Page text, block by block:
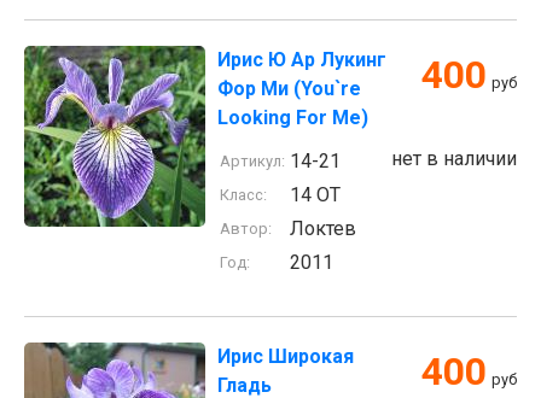
Ирис Ю Ар Лукинг
Фор Ми (You`re
Looking For Me)
400 руб
нет в наличии
Артикул: 14-21
Класс: 14 ОТ
Автор: Локтев
Год: 2011
Ирис Широкая
Гладь
400 руб